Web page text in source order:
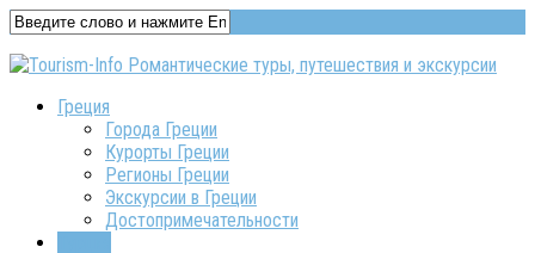
Греция
Города Греции
Курорты Греции
Регионы Греции
Экскурсии в Греции
Достопримечательности